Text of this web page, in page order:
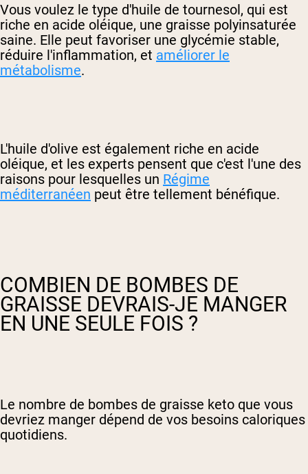
Vous voulez le type d'huile de tournesol, qui est
riche en acide oléique, une graisse polyinsaturée
saine. Elle peut favoriser une glycémie stable,
réduire l'inflammation, et améliorer le
métabolisme.
L'huile d'olive est également riche en acide
oléique, et les experts pensent que c'est l'une des
raisons pour lesquelles un Régime
méditerranéen peut être tellement bénéfique.
COMBIEN DE BOMBES DE
GRAISSE DEVRAIS-JE MANGER
EN UNE SEULE FOIS ?
Le nombre de bombes de graisse keto que vous
devriez manger dépend de vos besoins caloriques
quotidiens.